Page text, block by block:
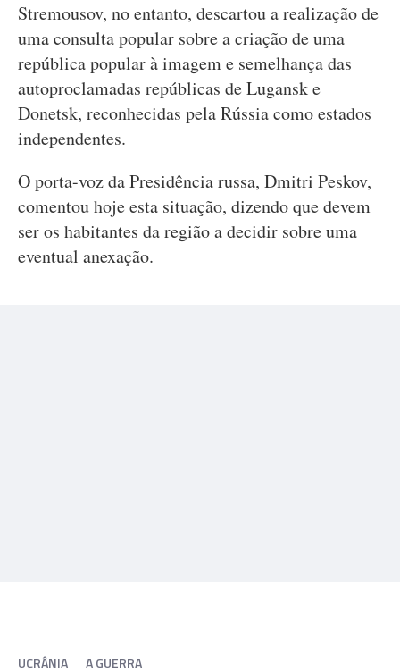
Stremousov, no entanto, descartou a realização de
uma consulta popular sobre a criação de uma
república popular à imagem e semelhança das
autoproclamadas repúblicas de Lugansk e
Donetsk, reconhecidas pela Rússia como estados
independentes.
O porta-voz da Presidência russa, Dmitri Peskov,
comentou hoje esta situação, dizendo que devem
ser os habitantes da região a decidir sobre uma
eventual anexação.
UCRÂNIA A GUERRA